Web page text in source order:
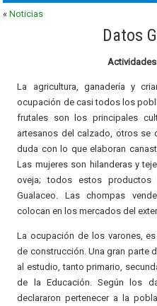
«Noticias
Datos
La agricultura, ganadería y
ocupación de casi todos los
frutales son los principales
artesanos del calzado, otros se
duda con lo que elaboran
Las mujeres son hilanderas y
oveja; todos estos
Gualaceo. Las chompas
colocan en los mercados del
La ocupación de los varones,
de construcción. Una gran parte
al estudio, tanto primario,
de la Educación. Según los
declararon pertenecer a la